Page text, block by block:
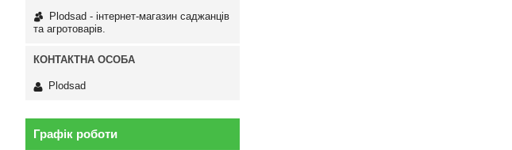
Plodsad - інтернет-магазин саджанців
та агротоварів.
Plodsad
Графік роботи